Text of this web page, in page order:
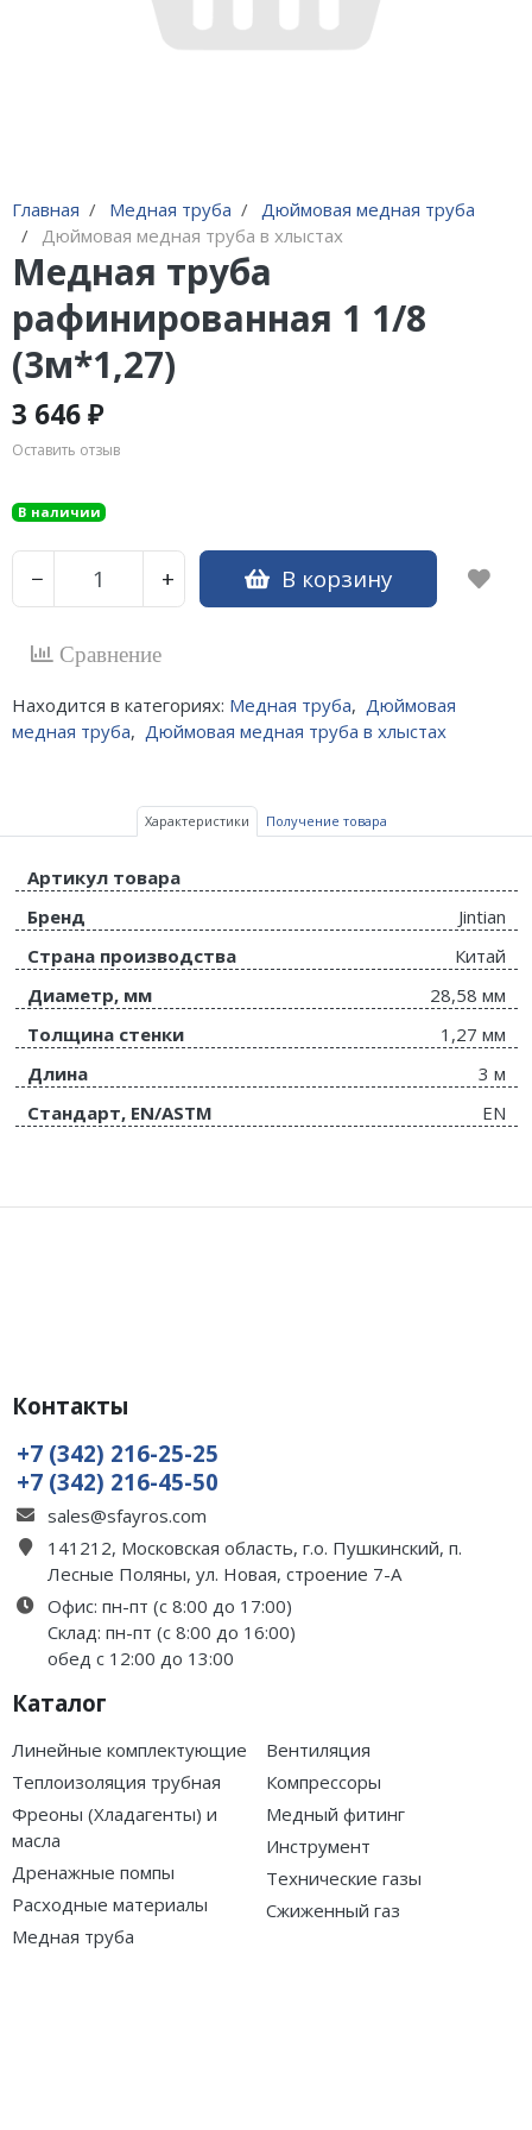
Главная Медная труба
Дюймовая медная труба
Дюймовая медная труба в хлыстах
Медная труба
рафинированная 1 1/8
(3м*1,27)
3 646 ₽
Оставить отзыв
В наличии
− + В корзину
Сравнение
Находится в категориях: Медная труба, Дюймовая
медная труба, Дюймовая медная труба в хлыстах
Характеристики Получение товара
Артикул товара
Бренд
Jintian
Страна производства
Китай
Диаметр, мм
28,58 мм
Толщина стенки
1,27 мм
Длина
3 м
Стандарт, EN/ASTM
EN
Контакты
+7 (342) 216-25-25
+7 (342) 216-45-50
sales@sfayros.com
141212, Московская область, г.о. Пушкинский, п.
Лесные Поляны, ул. Новая, строение 7-А
Офис: пн-пт (с 8:00 до 17:00)
Склад: пн-пт (с 8:00 до 16:00)
обед с 12:00 до 13:00
Каталог
Линейные комплектующие
Теплоизоляция трубная
Фреоны (Хладагенты) и
масла
Дренажные помпы
Расходные материалы
Медная труба
Вентиляция
Компрессоры
Медный фитинг
Инструмент
Технические газы
Сжиженный газ
Манометры, вакуумметры
Прочее